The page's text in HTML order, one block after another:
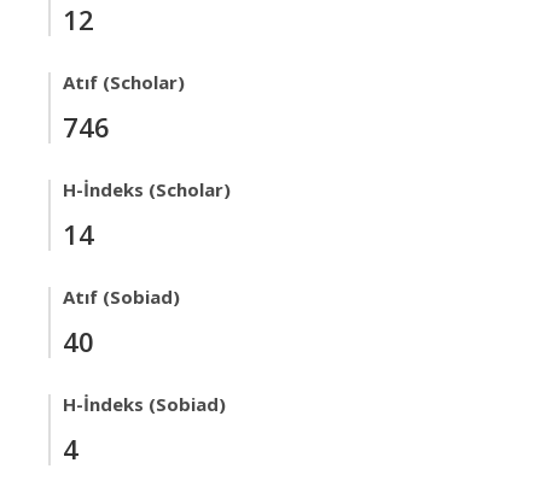
12
Atıf (Scholar)
746
H-İndeks (Scholar)
14
Atıf (Sobiad)
40
H-İndeks (Sobiad)
4